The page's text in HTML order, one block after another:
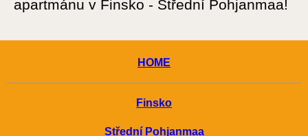
apartmánu v Finsko - Střední Pohjanmaa!
HOME
Finsko
Střední Pohjanmaa